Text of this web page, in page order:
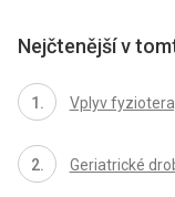
Nejčtenější v
Vplyv
Geriatrické